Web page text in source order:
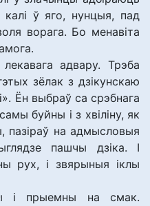
ў яго, нунцыя, пад
ворага. Бо менавіта
адвару. Трэба
зёлак з дзікунскаю
Ён выбраў са срэбнага
буйны і з хвіліну, як
пазіраў на адмысловыя
пашчы дзіка. І
рух, і звярыныя іклы
і прыемны на смак.